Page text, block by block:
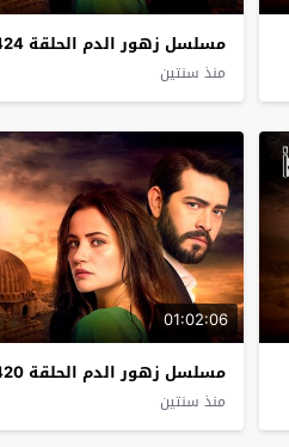
مسلسل زهور الدم الحلقة 424
منذ سنتين
01:02:06
مسلسل زهور الدم الحلقة 420
منذ سنتين